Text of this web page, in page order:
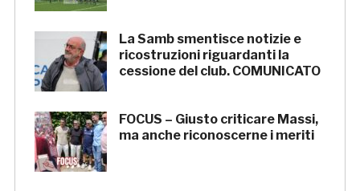
La Samb smentisce notizie e
ricostruzioni riguardanti la
cessione del club. COMUNICATO
FOCUS – Giusto criticare Massi,
ma anche riconoscerne i meriti